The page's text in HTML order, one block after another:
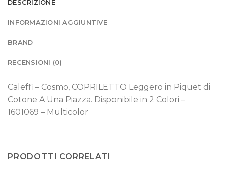
DESCRIZIONE
INFORMAZIONI AGGIUNTIVE
BRAND
RECENSIONI (0)
Caleffi – Cosmo, COPRILETTO Leggero in Piquet di
Cotone A Una Piazza. Disponibile in 2 Colori –
1601069 – Multicolor
PRODOTTI CORRELATI